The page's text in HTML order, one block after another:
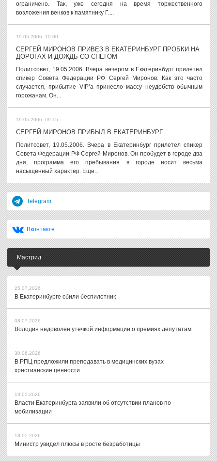
ограничено. Так, уже сегодня на время торжественного
возложения венков к памятнику Г....
19.05.2006, 10:00
СЕРГЕЙ МИРОНОВ ПРИВЕЗ В ЕКАТЕРИНБУРГ ПРОБКИ НА
ДОРОГАХ И ДОЖДЬ СО СНЕГОМ
Политсовет, 19.05.2006. Вчера вечером в Екатеринбург прилетел
спикер Совета Федерации РФ Сергей Миронов. Как это часто
случается, прибытие VIP’а принесло массу неудобств обычным
горожанам. Он...
19.05.2006, 09:15
СЕРГЕЙ МИРОНОВ ПРИБЫЛ В ЕКАТЕРИНБУРГ
Политсовет, 19.05.2006. Вчера в Екатеринбург прилетел спикер
Совета Федерации РФ Сергей Миронов. Он пробудет в городе два
дня, программа его пребывания в городе носит весьма
насыщенный характер. Еще...
Telegram
Вконтакте
Мастрид
25.07.2026
В Екатеринбурге сбили беспилотник
08.07.2026
Володин недоволен утечкой информации о премиях депутатам
30.06.2026
В РПЦ предложили преподавать в медицинских вузах
христианские ценности
19.05.2026
Власти Екатеринбурга заявили об отсутствии планов по
мобилизации
18.05.2026
Министр увидел плюсы в росте безработицы